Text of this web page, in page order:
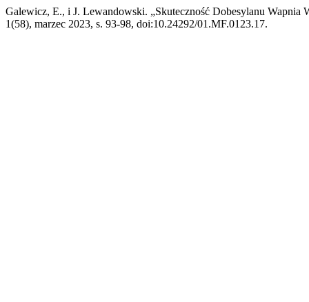
Galewicz, E., i J. Lewandowski. „Skuteczność Dobesylanu
1(58), marzec 2023, s. 93-98, doi:10.24292/01.MF.0123.17.